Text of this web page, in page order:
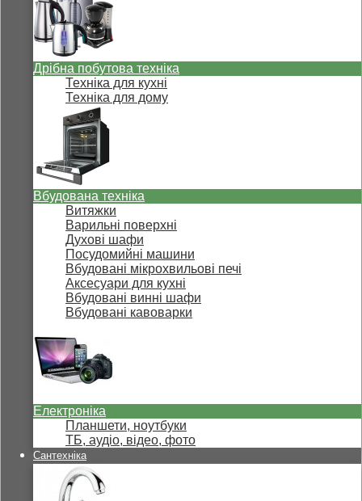
Дрібна побутова техніка
Техніка для кухні
Техніка для дому
Вбудована техніка
Витяжки
Варильні поверхні
Духові шафи
Посудомийні машини
Вбудовані мікрохвильові печі
Аксесуари для кухні
Вбудовані винні шафи
Вбудовані кавоварки
Електроніка
Планшети, ноутбуки
ТБ, аудіо, відео, фото
Сантехніка